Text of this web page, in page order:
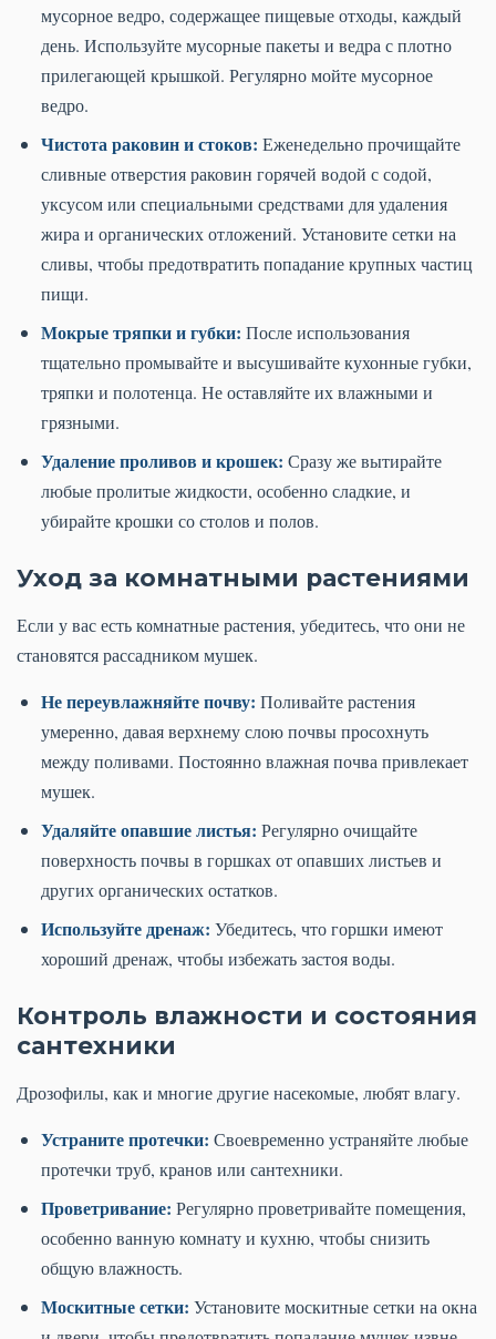
мусорное ведро, содержащее пищевые отходы, каждый
день. Используйте мусорные пакеты и ведра с плотно
прилегающей крышкой. Регулярно мойте мусорное
ведро.
Чистота раковин и стоков: Еженедельно прочищайте
сливные отверстия раковин горячей водой с содой,
уксусом или специальными средствами для удаления
жира и органических отложений. Установите сетки на
сливы, чтобы предотвратить попадание крупных частиц
пищи.
Мокрые тряпки и губки: После использования
тщательно промывайте и высушивайте кухонные губки,
тряпки и полотенца. Не оставляйте их влажными и
грязными.
Удаление проливов и крошек: Сразу же вытирайте
любые пролитые жидкости, особенно сладкие, и
убирайте крошки со столов и полов.
Уход за комнатными растениями
Если у вас есть комнатные растения, убедитесь, что они не
становятся рассадником мушек.
Не переувлажняйте почву: Поливайте растения
умеренно, давая верхнему слою почвы просохнуть
между поливами. Постоянно влажная почва привлекает
мушек.
Удаляйте опавшие листья: Регулярно очищайте
поверхность почвы в горшках от опавших листьев и
других органических остатков.
Используйте дренаж: Убедитесь, что горшки имеют
хороший дренаж, чтобы избежать застоя воды.
Контроль влажности и состояния
сантехники
Дрозофилы, как и многие другие насекомые, любят влагу.
Устраните протечки: Своевременно устраняйте любые
протечки труб, кранов или сантехники.
Проветривание: Регулярно проветривайте помещения,
особенно ванную комнату и кухню, чтобы снизить
общую влажность.
Москитные сетки: Установите москитные сетки на окна